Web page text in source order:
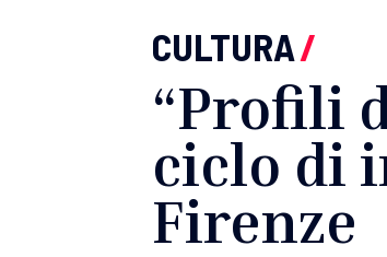
CULTURA/
“Profili
ciclo di
Firenze